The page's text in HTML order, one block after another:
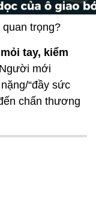
trọng?
tay, kiểm
mới
“đầy sức
chấn thương